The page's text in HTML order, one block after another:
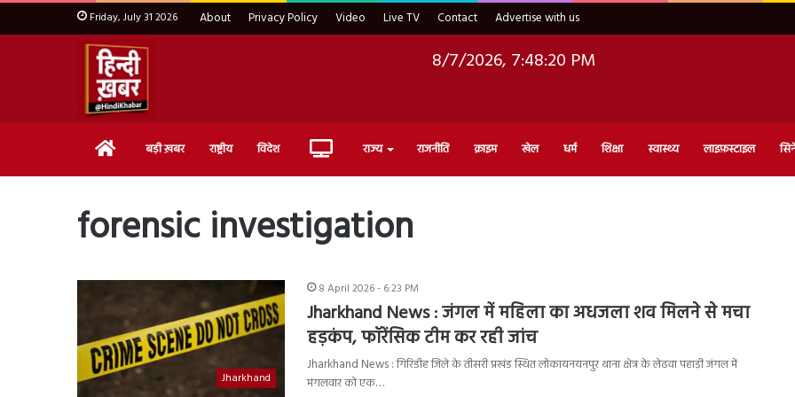
Friday, July 31 2026 About Privacy Policy Video Live TV Contact Advertise with us
8/7/2026, 7:48:21 PM
Home बड़ी ख़बर राष्ट्रीय विदेश Live राज्य राजनीति क्राइम खेल धर्म शिक्षा स्वास्थ्य लाइफ़स्टाइल
forensic investigation
Jharkhand
8 April 2026 - 6:23 PM
Jharkhand News : जंगल में महिला का अधजला शव मिलने से मचा
हड़कंप, फॉरेंसिक टीम कर रही जांच
Jharkhand News : गिरिडीह जिले के तीसरी प्रखंड स्थित लोकायनयनपुर थाना क्षेत्र के लेढवा पहाड़ी जंगल में
मंगलवार को एक…